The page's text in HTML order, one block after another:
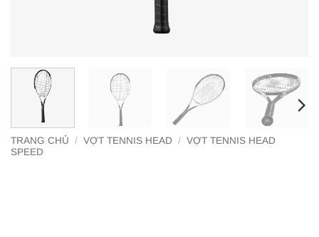
TRANG CHỦ / VỢT TENNIS HEAD / VỢT TENNIS HEAD
SPEED